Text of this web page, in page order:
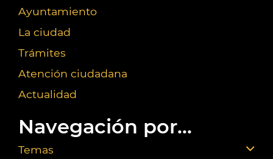
Ayuntamiento
La ciudad
Trámites
Atención ciudadana
Actualidad
Navegación por...
Temas